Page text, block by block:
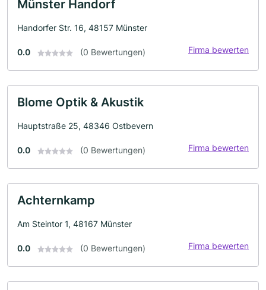
Münster Handorf
Handorfer Str. 16, 48157 Münster
0.0 (0 Bewertungen) Firma bewerten
Blome Optik & Akustik
Hauptstraße 25, 48346 Ostbevern
0.0 (0 Bewertungen) Firma bewerten
Achternkamp
Am Steintor 1, 48167 Münster
0.0 (0 Bewertungen) Firma bewerten